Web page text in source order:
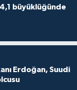
büyüklüğünde
Erdoğan, Suudi